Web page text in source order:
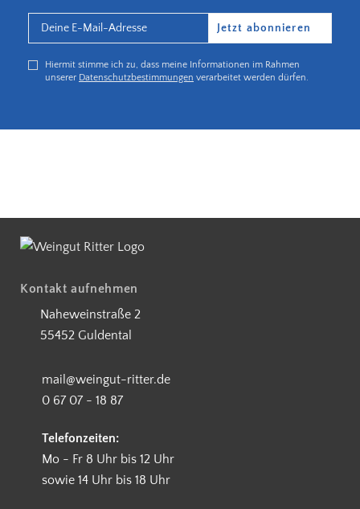
Hiermit stimme ich zu, dass meine Informationen im Rahmen
unserer Datenschutzbestimmungen verarbeitet werden dürfen.
Jetzt abonnieren
Kontakt aufnehmen
Naheweinstraße 2
55452 Guldental
mail@weingut-ritter.de
0 67 07 - 18 87
Telefonzeiten:
Mo - Fr 8 Uhr bis 12 Uhr
sowie 14 Uhr bis 18 Uhr